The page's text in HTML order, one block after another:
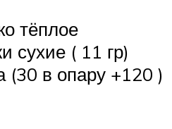
тёплое
сухие ( 11 гр)
(30 в опару +120 )